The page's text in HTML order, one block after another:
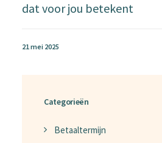
dat voor jou betekent
21 mei 2025
Categorieën
Betaaltermijn